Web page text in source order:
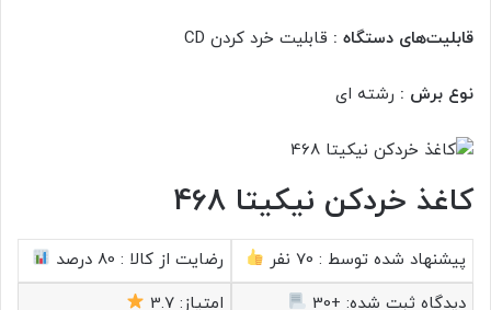
قابلیت‌های دستگاه : قابلیت خرد کردن CD
نوع برش : رشته ای
کاغذ خردکن نیکیتا 468
پیشنهاد شده توسط : 70 نفر رضایت از کالا : 80 درصد
دیدگاه ثبت شده: +30 امتیاز: 3.7